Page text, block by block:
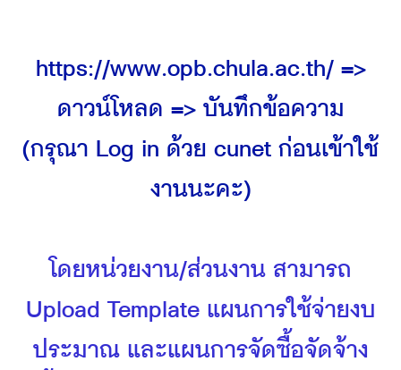
https://www.opb.chula.ac.th/ =>
ดาวน์โหลด => บันทึกข้อความ
(กรุณา Log in ด้วย cunet ก่อนเข้าใช้
งานนะคะ)
โดยหน่วยงาน/ส่วนงาน สามารถ
Upload Template แผนการใช้จ่ายงบ
ประมาณ และแผนการจัดซื้อจัดจ้าง